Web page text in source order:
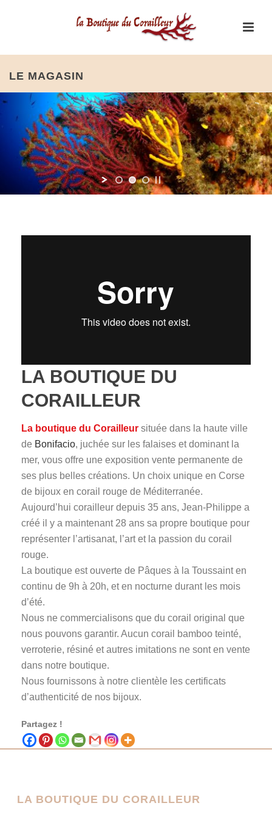
LE MAGASIN
LA BOUTIQUE DU
CORAILLEUR
La boutique du Corailleur située dans la haute ville
de Bonifacio, juchée sur les falaises et dominant la
mer, vous offre une exposition vente permanente de
ses plus belles créations. Un choix unique en Corse
de bijoux en corail rouge de Méditerranée.
Aujourd’hui corailleur depuis 35 ans, Jean-Philippe a
créé il y a maintenant 28 ans sa propre boutique pour
représenter l’artisanat, l’art et la passion du corail
rouge.
La boutique est ouverte de Pâques à la Toussaint en
continu de 9h à 20h, et en nocturne durant les mois
d’été.
Nous ne commercialisons que du corail original que
nous pouvons garantir. Aucun corail bamboo teinté,
verroterie, résiné et autres imitations ne sont en vente
dans notre boutique.
Nous fournissons à notre clientèle les certificats
d’authenticité de nos bijoux.
Partagez !
LA BOUTIQUE DU CORAILLEUR